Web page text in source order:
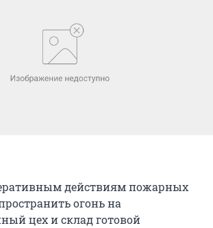
действиям пожарных
огонь на
цех и склад готовой